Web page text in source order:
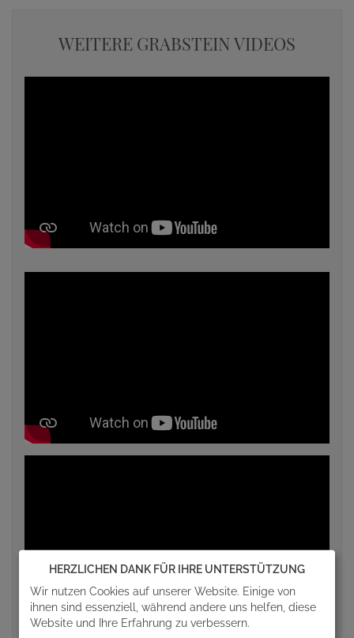
WEITERE GRABSTEIN VIDEOS
HERZLICHEN DANK FÜR IHRE UNTERSTÜTZUNG
Wir nutzen Cookies auf unserer Website. Einige von
ihnen sind essenziell, während andere uns helfen, diese
Website und Ihre Erfahrung zu verbessern.